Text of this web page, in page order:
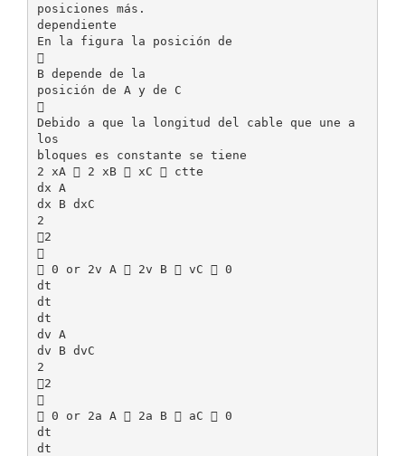
posiciones más.
dependiente
En la figura la posición de

B depende de la
posición de A y de C

Debido a que la longitud del cable que une a
los
bloques es constante se tiene
2 xA  2 xB  xC  ctte
dx A
dx B dxC
2
2

 0 or 2v A  2v B  vC  0
dt
dt
dt
dv A
dv B dvC
2
2

 0 or 2a A  2a B  aC  0
dt
dt